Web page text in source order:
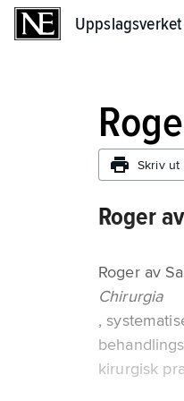
Uppslagsverket
Skriv ut
Roger
Roger av
Chirurgia
,
kirurgisk